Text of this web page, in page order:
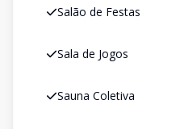
Salão de Festas
Sala de Jogos
Sauna Coletiva